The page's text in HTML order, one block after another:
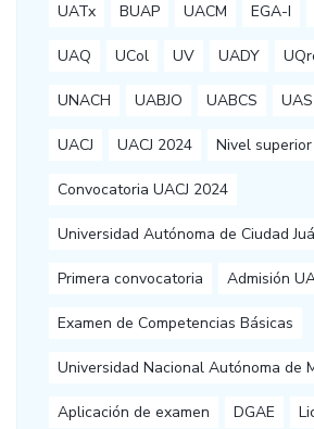
UATx BUAP UACM EGA-I
UAQ UCol UV UADY
UNACH UABJO UABCS UAS
UACJ UACJ 2024 Nivel superior
Convocatoria UACJ 2024
Universidad Autónoma de Ciudad
Primera convocatoria Admisión
Examen de Competencias Básicas
Universidad Nacional Autónoma de
Aplicación de examen DGAE